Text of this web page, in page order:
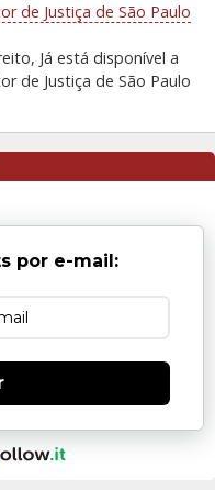
de Justiça de São Paulo
Já está disponível a
de Justiça de São Paulo
por e-mail: